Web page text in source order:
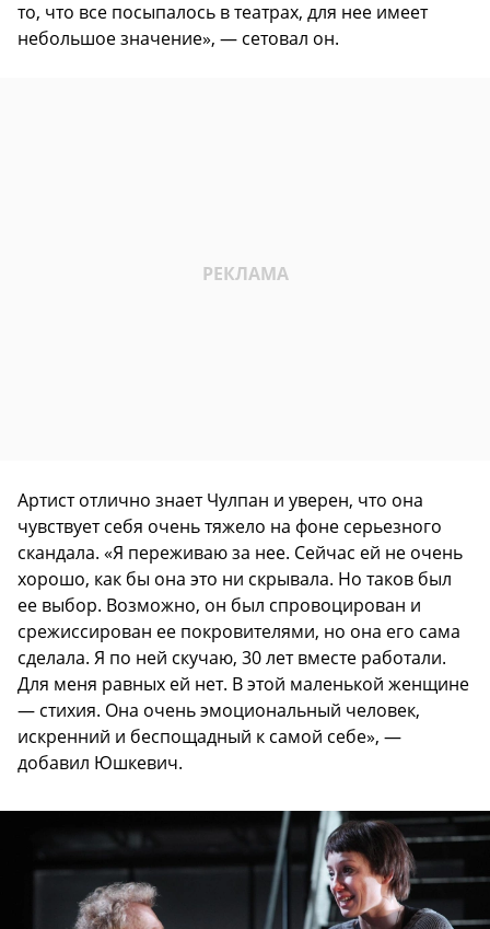
то, что все посыпалось в театрах, для нее имеет
небольшое значение», — сетовал он.
Артист отлично знает Чулпан и уверен, что она
чувствует себя очень тяжело на фоне серьезного
скандала. «Я переживаю за нее. Сейчас ей не очень
хорошо, как бы она это ни скрывала. Но таков был
ее выбор. Возможно, он был спровоцирован и
срежиссирован ее покровителями, но она его сама
сделала. Я по ней скучаю, 30 лет вместе работали.
Для меня равных ей нет. В этой маленькой женщине
— стихия. Она очень эмоциональный человек,
искренний и беспощадный к самой себе», —
добавил Юшкевич.